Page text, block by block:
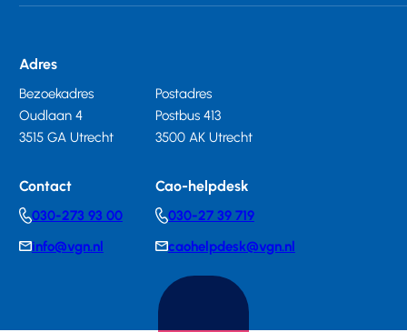
Adres
Bezoekadres
Oudlaan 4
3515 GA Utrecht
Postadres
Postbus 413
3500 AK Utrecht
Contact
Telephonenumber
030-273 93 00
E-info@vgn.nl
Cao-helpdesk
Telephonenumber
030-27 39 719
E-
mail
caohelpdesk@vgn.nl